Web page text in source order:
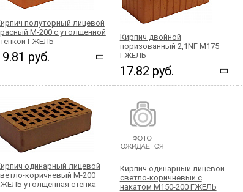
полуторный лицевой
М-200 с утолщенной
ГЖЕЛЬ
руб.
Кирпич двойной
поризованный 2,1NF М175
ГЖЕЛЬ
17.82 руб.
одинарный лицевой
коричневый М-200
утолщенная стенка
Кирпич одинарный лицевой
светло-коричневый с
накатом М150-200 ГЖЕЛЬ